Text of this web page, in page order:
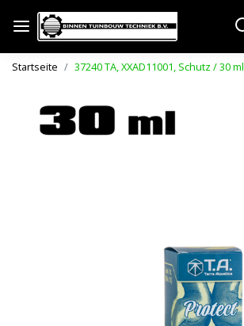
Startseite 37240 TA, XXAD11001, Schutz / 30 ml